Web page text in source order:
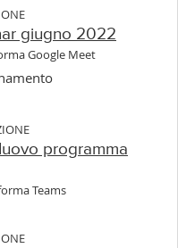
giugno 2022
Google Meet
programma
Teams